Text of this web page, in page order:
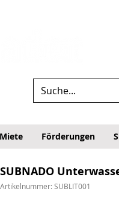
Miete Förderungen
SUBNADO
Artikelnummer: SUBLIT001